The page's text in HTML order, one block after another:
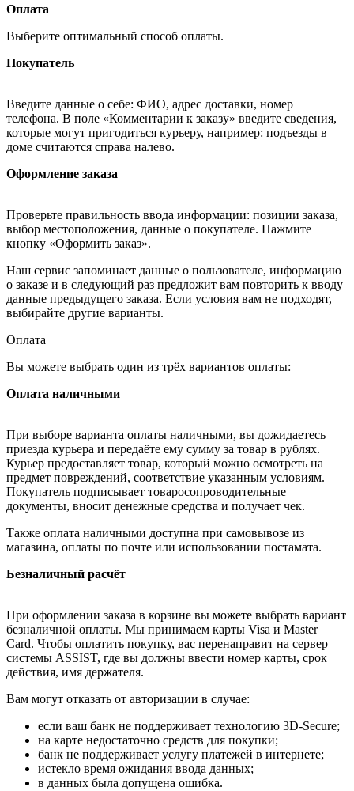
Оплата
Выберите оптимальный способ оплаты.
Покупатель
Введите данные о себе: ФИО, адрес доставки, номер
телефона. В поле «Комментарии к заказу» введите сведения,
которые могут пригодиться курьеру, например: подъезды в
доме считаются справа налево.
Оформление заказа
Проверьте правильность ввода информации: позиции заказа,
выбор местоположения, данные о покупателе. Нажмите
кнопку «Оформить заказ».
Наш сервис запоминает данные о пользователе, информацию
о заказе и в следующий раз предложит вам повторить к вводу
данные предыдущего заказа. Если условия вам не подходят,
выбирайте другие варианты.
Оплата
Вы можете выбрать один из трёх вариантов оплаты:
Оплата наличными
При выборе варианта оплаты наличными, вы дожидаетесь
приезда курьера и передаёте ему сумму за товар в рублях.
Курьер предоставляет товар, который можно осмотреть на
предмет повреждений, соответствие указанным условиям.
Покупатель подписывает товаросопроводительные
документы, вносит денежные средства и получает чек.
Также оплата наличными доступна при самовывозе из
магазина, оплаты по почте или использовании постамата.
Безналичный расчёт
При оформлении заказа в корзине вы можете выбрать вариант
безналичной оплаты. Мы принимаем карты Visa и Master
Card. Чтобы оплатить покупку, вас перенаправит на сервер
системы ASSIST, где вы должны ввести номер карты, срок
действия, имя держателя.
Вам могут отказать от авторизации в случае:
если ваш банк не поддерживает технологию 3D-Secure;
на карте недостаточно средств для покупки;
банк не поддерживает услугу платежей в интернете;
истекло время ожидания ввода данных;
в данных была допущена ошибка.